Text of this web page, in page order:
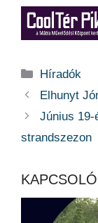
Kategória
Híradók
Elhunyt
Június
strandszezon